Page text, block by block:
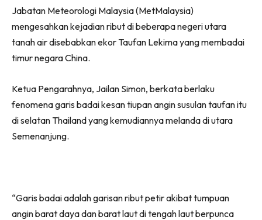
(Twitter)
Jabatan Meteorologi Malaysia (MetMalaysia)
mengesahkan kejadian ribut di beberapa negeri utara
tanah air disebabkan ekor Taufan Lekima yang membadai
timur negara China.
Ketua Pengarahnya, Jailan Simon, berkata berlaku
fenomena garis badai kesan tiupan angin susulan taufan itu
di selatan Thailand yang kemudiannya melanda di utara
Semenanjung.
“Garis badai adalah garisan ribut petir akibat tumpuan
angin barat daya dan barat laut di tengah laut berpunca